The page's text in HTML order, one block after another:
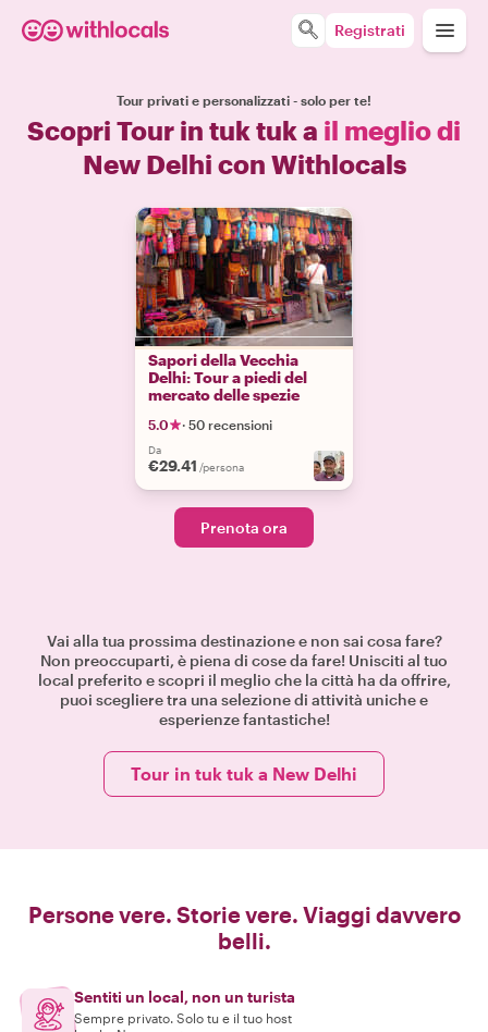
Registrati
Tour privati e personalizzati - solo per te!
Scopri Tour in tuk tuk a il meglio di
New Delhi con Withlocals
Sapori della Vecchia
Delhi: Tour a piedi del
mercato delle spezie
5.0 · 50 recensioni
Da
€29.41 /persona
Prenota ora
Vai alla tua prossima destinazione e non sai cosa fare?
Non preoccuparti, è piena di cose da fare! Unisciti al tuo
local preferito e scopri il meglio che la città ha da offrire,
puoi scegliere tra una selezione di attività uniche e
esperienze fantastiche!
Tour in tuk tuk a New Delhi
Persone vere. Storie vere. Viaggi davvero
belli.
Sentiti un local, non un turista
Sempre privato. Solo tu e il tuo host